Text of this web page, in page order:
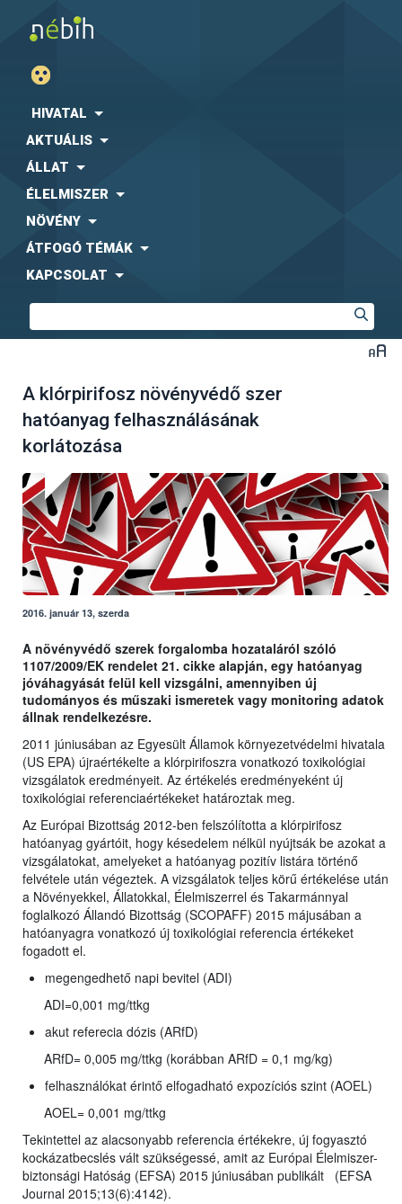
HIVATAL
AKTUÁLIS
ÁLLAT
ÉLELMISZER
NÖVÉNY
ÁTFOGÓ TÉMÁK
KAPCSOLAT
A klórpirifosz növényvédő szer
hatóanyag felhasználásának
korlátozása
2016. január 13, szerda
A növényvédő szerek forgalomba hozataláról szóló
1107/2009/EK rendelet 21. cikke alapján, egy hatóanyag
jóváhagyását felül kell vizsgálni, amennyiben új
tudományos és műszaki ismeretek vagy monitoring adatok
állnak rendelkezésre.
2011 júniusában az Egyesült Államok környezetvédelmi hivatala
(US EPA) újraértékelte a klórpirifoszra vonatkozó toxikológiai
vizsgálatok eredményeit. Az értékelés eredményeként új
toxikológiai referenciaértékeket határoztak meg.
Az Európai Bizottság 2012-ben felszólította a klórpirifosz
hatóanyag gyártóit, hogy késedelem nélkül nyújtsák be azokat a
vizsgálatokat, amelyeket a hatóanyag pozitív listára történő
felvétele után végeztek. A vizsgálatok teljes körű értékelése után
a Növényekkel, Állatokkal, Élelmiszerrel és Takarmánnyal
foglalkozó Állandó Bizottság (SCOPAFF) 2015 májusában a
hatóanyagra vonatkozó új toxikológiai referencia értékeket
fogadott el.
megengedhető napi bevitel (ADI)
ADI=0,001 mg/ttkg
akut referecia dózis (ARfD)
ARfD= 0,005 mg/ttkg (korábban ARfD = 0,1 mg/kg)
felhasználókat érintő elfogadható expozíciós szint (AOEL)
AOEL= 0,001 mg/ttkg
Tekintettel az alacsonyabb referencia értékekre, új fogyasztó
kockázatbecslés vált szükségessé, amit az Európai Élelmiszer-
biztonsági Hatóság (EFSA) 2015 júniusában publikált (EFSA
Journal 2015;13(6):4142).